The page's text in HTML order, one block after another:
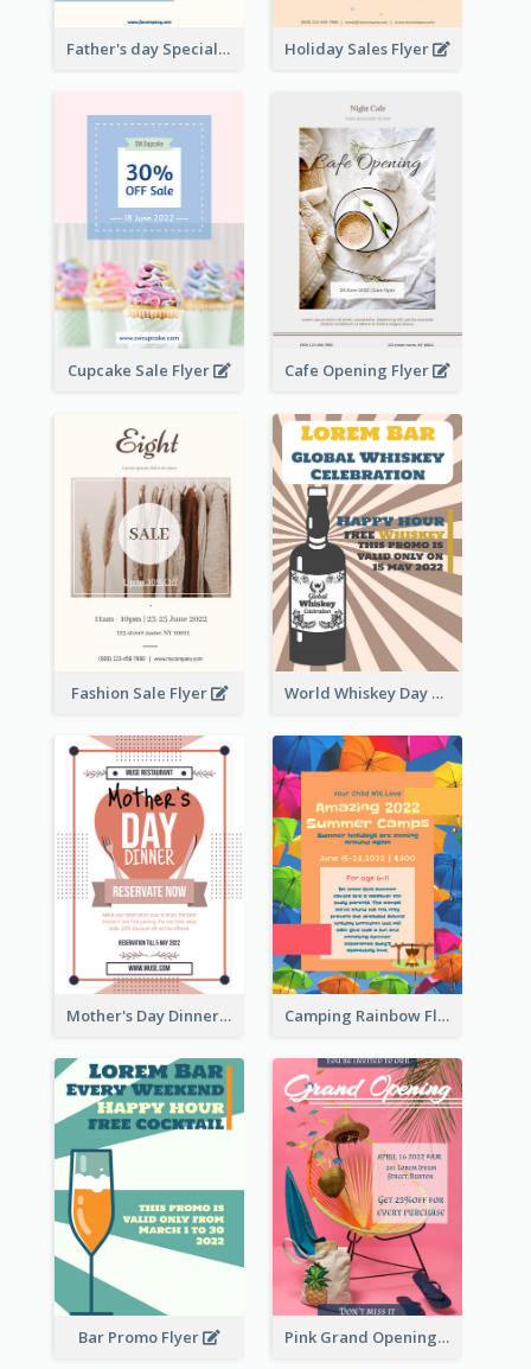
Father's day Special Sale Flyer Holiday Sales Flyer
Cupcake Sale Flyer Cafe Opening Flyer
Fashion Sale Flyer World Whiskey Day Promotion Flyer
Mother's Day Dinner Promotion Flyer Camping Rainbow Flyer
Bar Promo Flyer Pink Grand Opening Flyer